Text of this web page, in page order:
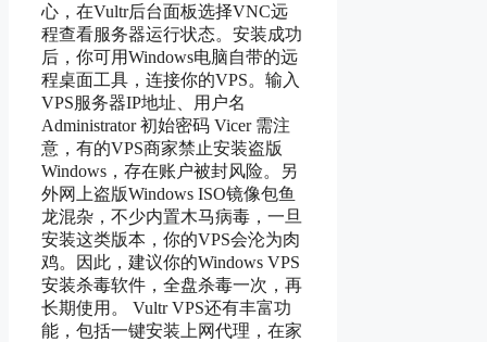
心，在Vultr后台面板选择VNC远
程查看服务器运行状态。安装成功
后，你可用Windows电脑自带的远
程桌面工具，连接你的VPS。输入
VPS服务器IP地址、用户名
Administrator 初始密码 Vicer 需注
意，有的VPS商家禁止安装盗版
Windows，存在账户被封风险。另
外网上盗版Windows ISO镜像包鱼
龙混杂，不少内置木马病毒，一旦
安装这类版本，你的VPS会沦为肉
鸡。因此，建议你的Windows VPS
安装杀毒软件，全盘杀毒一次，再
长期使用。 Vultr VPS还有丰富功
能，包括一键安装上网代理，在家